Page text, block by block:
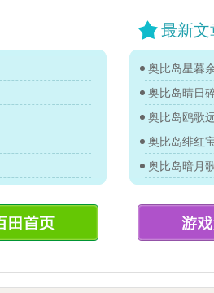
最新文
奥比岛星暮
奥比岛晴日
奥比岛鸥歌
奥比岛绯红
奥比岛暗月